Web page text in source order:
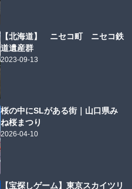
【北海道】 ニセコ町 ニセコ鉄
道遺産群
2023-09-13
桜の中にSLがある街｜山口県み
ね桜まつり
2026-04-10
【宝探しゲーム】東京スカイツリ